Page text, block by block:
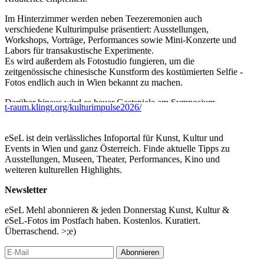
Im Hinterzimmer werden neben Teezeremonien auch
verschiedene Kulturimpulse präsentiert: Ausstellungen,
Workshops, Vorträge, Performances sowie Mini-Konzerte und
Labors für transakustische Experimente.
Es wird außerdem als Fotostudio fungieren, um die
zeitgenössische chinesische Kunstform des kostümierten Selfie -
Fotos endlich auch in Wien bekannt zu machen.
Darüber hinaus wird es heuer Gastspiele am Symposium
Lindabrunn sowie beim Festival IMA20+ im AKW Zwentendorf
Öffnungszeiten T-Raum:
von 13. Juli bis 13. August 2026
jeweils Montag bis Donnerstag, 14-20 Uhr
Kulturimpulse:
Mo, 13.7.26 Benjamin Wiemann & Stefan Voglsinger: Tee
liegend (Analoge Teebilder, Dias-Installation bis 13.8.26)
Di,, 14.7.26 19:00 Hanne Römer: L U F Traum (Lesung)
Mi, 15.7.26 17:00 Heidelinde Gratzl & Melissa
Coleman(Minikonzert)
Do, 16.7.26 19:00 Alexander Babikov & Radu Malfatti (Konzert)
t-raum.klingt.org/kulturimpulse2026/
eSeL ist dein verlässliches Infoportal für Kunst, Kultur und
Events in Wien und ganz Österreich. Finde aktuelle Tipps zu
Ausstellungen, Museen, Theater, Performances, Kino und
weiteren kulturellen Highlights.
Newsletter
eSeL Mehl abonnieren & jeden Donnerstag Kunst, Kultur &
eSeL-Fotos im Postfach haben. Kostenlos. Kuratiert.
Überraschend. >;e)
Abonnieren